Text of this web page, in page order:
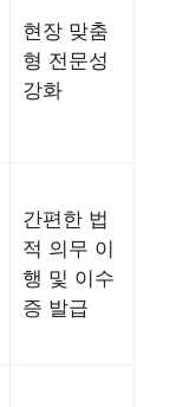
현장 맞춤
형 전문성
강화
간편한 법
적 의무 이
행 및 이수
증 발급